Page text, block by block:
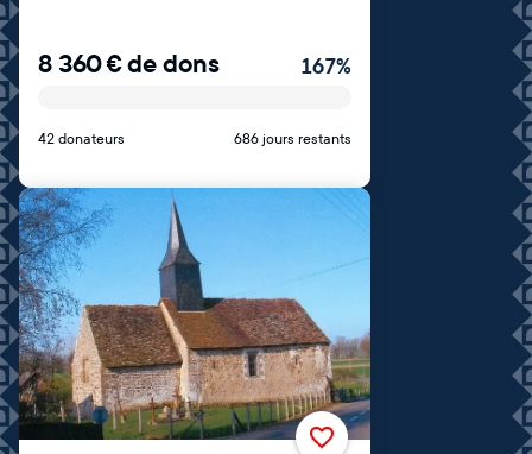
8 360€de dons 167%
42 donateurs 686 jours restants